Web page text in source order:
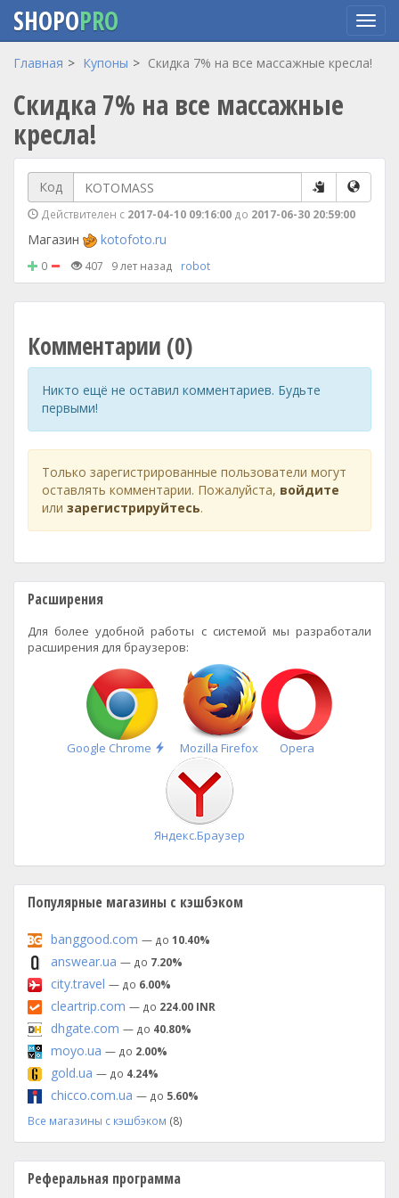
Перейти
основному
содержанию
SHOPOPRO
Главная Купоны Скидка 7% на все массажные кресла!
Скидка 7% на все массажные
кресла!
Код
Действителен с 2017-04-10 09:16:00 до 2017-06-30 20:59:00
Магазин kotofoto.ru
0 407 9 лет назад robot
Комментарии (0)
Никто ещё не оставил комментариев. Будьте
первыми!
Только зарегистрированные пользователи могут
оставлять комментарии. Пожалуйста, войдите
или зарегистрируйтесь.
Расширения
Для более удобной работы с системой мы разработали
расширения для браузеров:
Google Chrome
Быстрая
установка
Mozilla Firefox Opera
Яндекс.Браузер
Популярные магазины с кэшбэком
banggood.com — до 10.40%
answear.ua — до 7.20%
city.travel — до 6.00%
cleartrip.com — до 224.00 INR
dhgate.com — до 40.80%
moyo.ua — до 2.00%
gold.ua — до 4.24%
chicco.com.ua — до 5.60%
Все магазины с кэшбэком (8)
Реферальная программа